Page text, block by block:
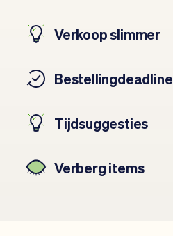
Verkoop slimmer
Bestellingdeadline
Tijdsuggesties
Verberg items